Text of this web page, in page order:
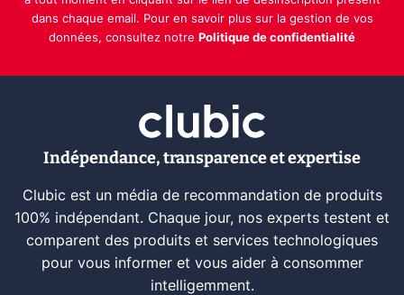
dans chaque email. Pour en savoir plus sur la gestion de vos
données, consultez notre Politique de confidentialité
Indépendance, transparence et expertise
Clubic est un média de recommandation de produits
100% indépendant. Chaque jour, nos experts testent et
comparent des produits et services technologiques
pour vous informer et vous aider à consommer
intelligemment.